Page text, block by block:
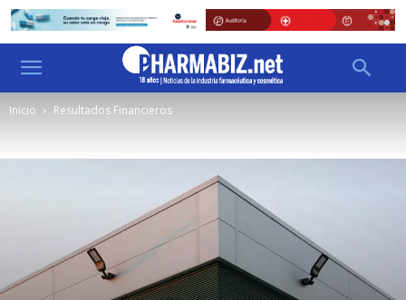
Inicio Resultados Financieros